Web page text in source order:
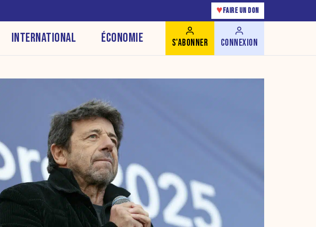
♥ FAIRE UN DON
INTERNATIONAL ÉCONOMIE S'ABONNER CONNEXION